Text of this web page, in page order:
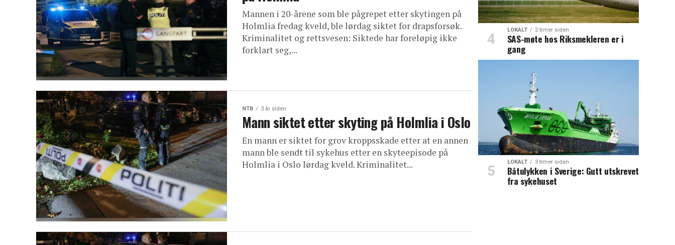
Mannen i 20-årene som ble pågrepet etter skytingen på
Holmlia fredag kveld, ble lørdag siktet for drapsforsøk.
Kriminalitet og rettsvesen: Siktede har foreløpig ikke
forklart seg,...
NTB 3 år siden
Mann siktet etter skyting på Holmlia i Oslo
En mann er siktet for grov kroppsskade etter at en annen
mann ble sendt til sykehus etter en skyteepisode på
Holmlia i Oslo lørdag kveld. Kriminalitet...
LOKALT 2 timer siden
SAS-møte hos Riksmekleren er i
gang
LOKALT 3 timer siden
Båtulykken i Sverige: Gutt utskrevet
fra sykehuset